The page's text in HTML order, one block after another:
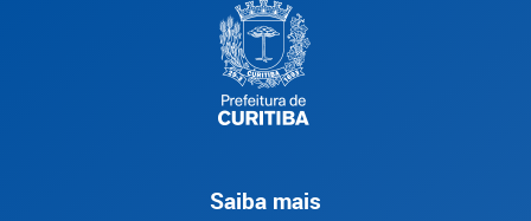
Saiba mais